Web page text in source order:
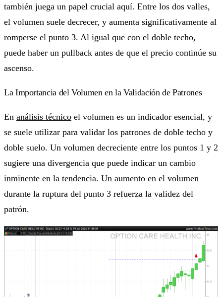
también juega un papel crucial aquí. Entre los dos valles,
el volumen suele decrecer, y aumenta significativamente al
romperse el punto 3. Al igual que con el doble techo,
puede haber un pullback antes de que el precio continúe su
ascenso.
La Importancia del Volumen en la Validación de Patrones
En análisis técnico el volumen es un indicador esencial, y
se suele utilizar para validar los patrones de doble techo y
doble suelo. Un volumen decreciente entre los puntos 1 y 2
sugiere una divergencia que puede indicar un cambio
inminente en la tendencia. Un aumento en el volumen
durante la ruptura del punto 3 refuerza la validez del
patrón.